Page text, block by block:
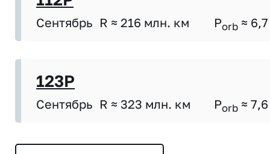
Сентябрь R ≈ 216 млн. км Porb ≈ 6,7
123P
Сентябрь R ≈ 323 млн. км Porb ≈ 7,6